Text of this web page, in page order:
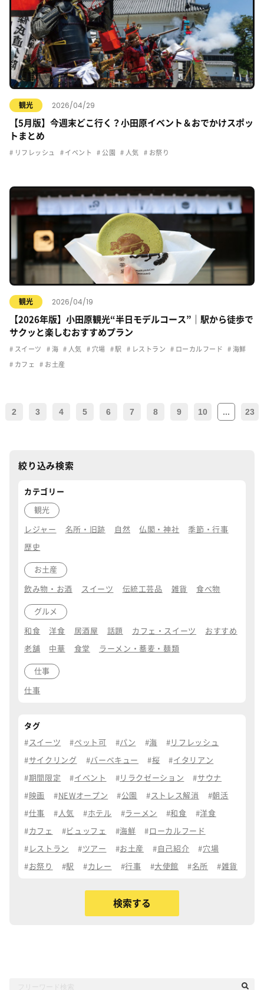
観光 2026/04/29
【5月版】今週末どこ行く？小田原イベント＆おでかけスポッ
トまとめ
リフレッシュ イベント 公園 人気 お祭り
観光 2026/04/19
【2026年版】小田原観光“半日モデルコース”｜駅から徒歩で
サクッと楽しむおすすめプラン
スイーツ 海 人気 穴場 駅 レストラン ローカルフード 海鮮
カフェ お土産
2 3 4 5 6 7 8 9 10 ... 23
絞り込み検索
カテゴリー
観光
レジャー 名所・旧跡 自然 仏閣・神社 季節・行事
歴史
お土産
飲み物・お酒 スイーツ 伝統工芸品 雑貨 食べ物
グルメ
和食 洋食 居酒屋 話題 カフェ・スイーツ おすすめ
老舗 中華 食堂 ラーメン・蕎麦・麺類
仕事
仕事
タグ
スイーツ ペット可 パン 海 リフレッシュ
サイクリング バーベキュー 桜 イタリアン
期間限定 イベント リラクゼーション サウナ
映画 NEWオープン 公園 ストレス解消 朝活
仕事 人気 ホテル ラーメン 和食 洋食
カフェ ビュッフェ 海鮮 ローカルフード
レストラン ツアー お土産 自己紹介 穴場
お祭り 駅 カレー 行事 大使館 名所 雑貨